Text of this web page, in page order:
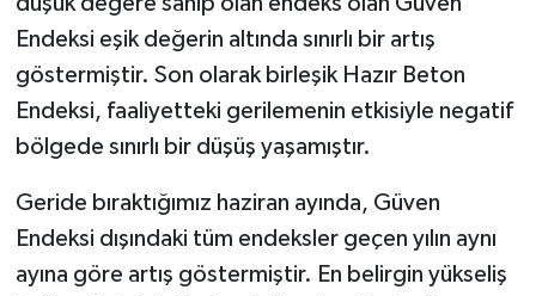
Endeksi eşik değerin altında sınırlı bir artış
göstermiştir. Son olarak birleşik Hazır Beton
Endeksi, faaliyetteki gerilemenin etkisiyle negatif
bölgede sınırlı bir düşüş yaşamıştır.
Geride bıraktığımız haziran ayında, Güven
Endeksi dışındaki tüm endeksler geçen yılın aynı
ayına göre artış göstermiştir. En belirgin yükseliş